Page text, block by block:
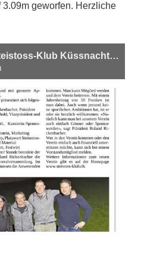
geworfen. Herzliche
Gründungs-GV des Steistoss-Klub Küssnacht am Rigi - Zeitungsberichte